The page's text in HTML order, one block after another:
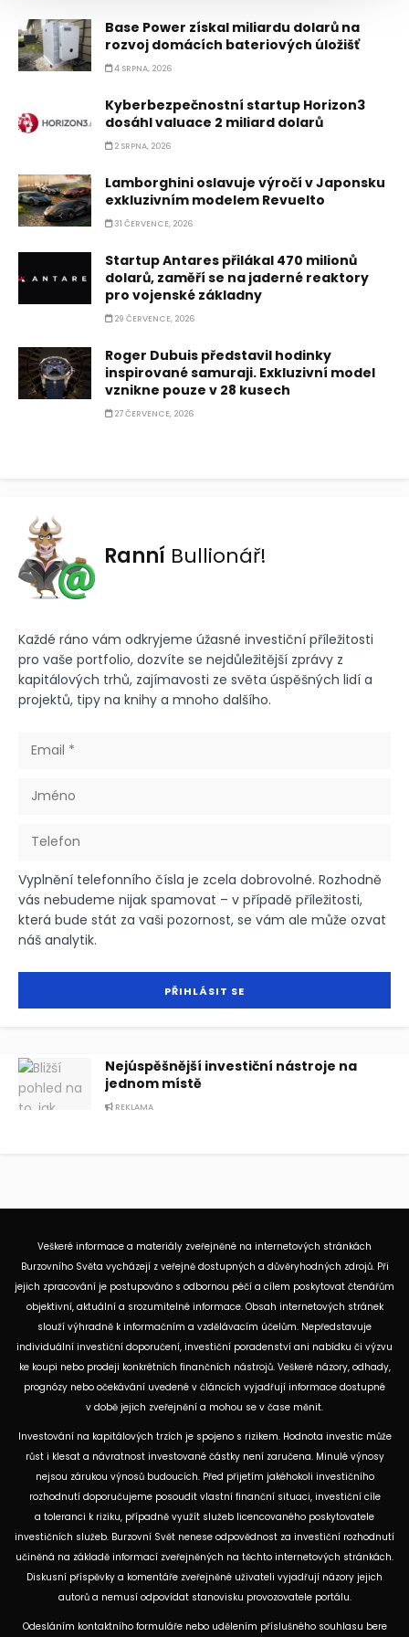
Base Power získal miliardu dolarů na
rozvoj domácích bateriových úložišť
4 SRPNA, 2026
Kyberbezpečnostní startup Horizon3
dosáhl valuace 2 miliard dolarů
2 SRPNA, 2026
Lamborghini oslavuje výročí v Japonsku
exkluzivním modelem Revuelto
31 ČERVENCE, 2026
Startup Antares přilákal 470 milionů
dolarů, zaměří se na jaderné reaktory
pro vojenské základny
29 ČERVENCE, 2026
Roger Dubuis představil hodinky
inspirované samuraji. Exkluzivní model
vznikne pouze v 28 kusech
27 ČERVENCE, 2026
Ranní Bullionář!
Každé ráno vám odkryjeme úžasné investiční příležitosti
pro vaše portfolio, dozvíte se nejdůležitější zprávy z
kapitálových trhů, zajímavosti ze světa úspěšných lidí a
projektů, tipy na knihy a mnoho dalšího.
Vyplnění telefonního čísla je zcela dobrovolné. Rozhodně
vás nebudeme nijak spamovat – v případě příležitosti,
která bude stát za vaši pozornost, se vám ale může ozvat
náš analytik.
Nejúspěšnější investiční nástroje na
jednom místě
REKLAMA
Veškeré informace a materiály zveřejněné na internetových stránkách
Burzovního Světa vycházejí z veřejně dostupných a důvěryhodných zdrojů. Při
jejich zpracování je postupováno s odbornou péčí a cílem poskytovat čtenářům
objektivní, aktuální a srozumitelné informace. Obsah internetových stránek
slouží výhradně k informačním a vzdělávacím účelům. Nepředstavuje
individuální investiční doporučení, investiční poradenství ani nabídku či výzvu
ke koupi nebo prodeji konkrétních finančních nástrojů. Veškeré názory, odhady,
prognózy nebo očekávání uvedené v článcích vyjadřují informace dostupné
v době jejich zveřejnění a mohou se v čase měnit.
Investování na kapitálových trzích je spojeno s rizikem. Hodnota investic může
růst i klesat a návratnost investované částky není zaručena. Minulé výnosy
nejsou zárukou výnosů budoucích. Před přijetím jakéhokoli investičního
rozhodnutí doporučujeme posoudit vlastní finanční situaci, investiční cíle
a toleranci k riziku, případně využít služeb licencovaného poskytovatele
investičních služeb. Burzovní Svět nenese odpovědnost za investiční rozhodnutí
učiněná na základě informací zveřejněných na těchto internetových stránkách.
Diskusní příspěvky a komentáře zveřejněné uživateli vyjadřují názory jejich
autorů a nemusí odpovídat stanovisku provozovatele portálu.
Odesláním kontaktního formuláře nebo udělením příslušného souhlasu bere